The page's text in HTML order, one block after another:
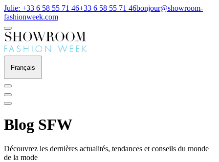
Julie: +33 6 58 55 71 46+33 6 58 55 71 46bonjour@showroom-
fashionweek.com
Français
Blog SFW
Découvrez les dernières actualités, tendances et conseils du monde
de la mode